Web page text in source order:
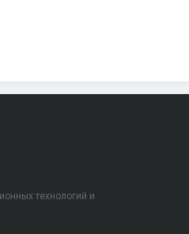
технологий и